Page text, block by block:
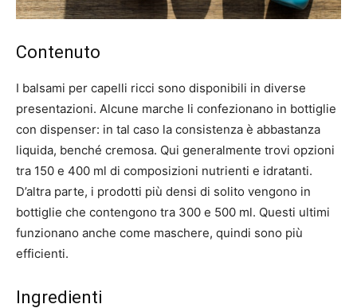
Contenuto
I balsami per capelli ricci sono disponibili in diverse
presentazioni. Alcune marche li confezionano in bottiglie
con dispenser: in tal caso la consistenza è abbastanza
liquida, benché cremosa. Qui generalmente trovi opzioni
tra 150 e 400 ml di composizioni nutrienti e idratanti.
D’altra parte, i prodotti più densi di solito vengono in
bottiglie che contengono tra 300 e 500 ml. Questi ultimi
funzionano anche come maschere, quindi sono più
efficienti.
Ingredienti